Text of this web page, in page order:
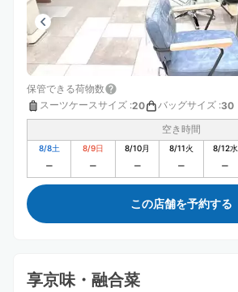
保管できる荷物数
スーツケースサイズ :20 バッグサイズ :30
空き時間
8/8土 8/9日 8/10月 8/11火 8/12水
この店舗を予約する
享京味・融合菜